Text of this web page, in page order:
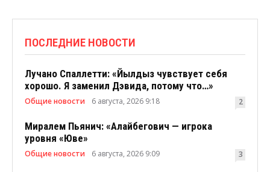
ПОСЛЕДНИЕ НОВОСТИ
Лучано Спаллетти: «Йылдыз чувствует себя
хорошо. Я заменил Дэвида, потому что…»
Общие новости 6 августа, 2026 9:18 2
Миралем Пьянич: «Алайбегович — игрока
уровня «Юве»
Общие новости 6 августа, 2026 9:09 3